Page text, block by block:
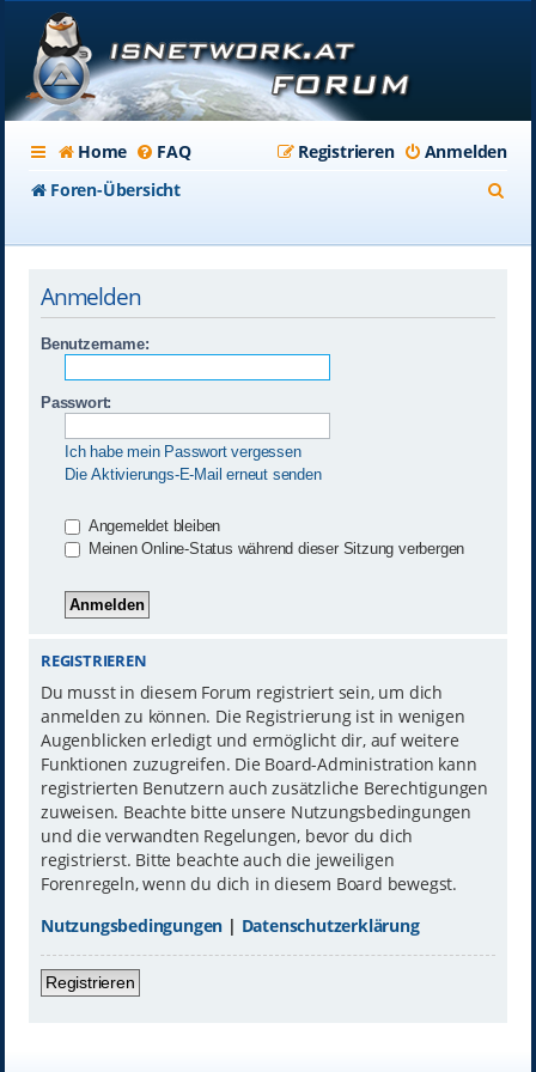
Home FAQ Anmelden
Registrieren
Foren-Übersicht
Anmelden
Benutzername:
Passwort:
Ich habe mein Passwort vergessen
Die Aktivierungs-E-Mail erneut senden
Angemeldet bleiben
Meinen Online-Status während dieser Sitzung verbergen
REGISTRIEREN
Du musst in diesem Forum registriert sein, um dich
anmelden zu können. Die Registrierung ist in wenigen
Augenblicken erledigt und ermöglicht dir, auf weitere
Funktionen zuzugreifen. Die Board-Administration kann
registrierten Benutzern auch zusätzliche Berechtigungen
zuweisen. Beachte bitte unsere Nutzungsbedingungen
und die verwandten Regelungen, bevor du dich
registrierst. Bitte beachte auch die jeweiligen
Forenregeln, wenn du dich in diesem Board bewegst.
Nutzungsbedingungen | Datenschutzerklärung
Registrieren